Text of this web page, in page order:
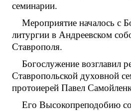
семинарии.
Мероприятие началось с
литургии в Андреевском
Ставрополя.
Богослужение возглавил
Ставропольской духовной
протоиерей Павел
Его Высокопреподобию